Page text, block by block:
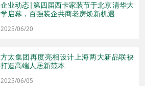
企业动态|第四届西卡家装节于北京清华大
学启幕，百强装企共商老房焕新机遇
2025/06/20
方太集团再度亮相设计上海两大新品联袂
打造高端人居新范本
2025/06/05